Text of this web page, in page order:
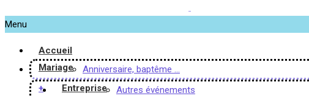
Menu
Accueil
Mariage
Anniversaire, baptême …
+
Entreprise
Autres événements